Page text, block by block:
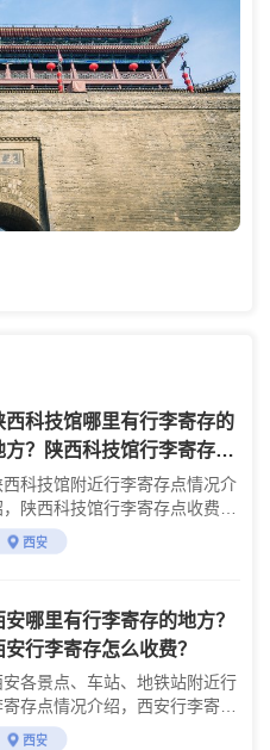
西科技馆哪里有行李寄存的
方？陕西科技馆行李寄存怎
收费？
西科技馆附近行李寄存点情况介
，陕西科技馆行李寄存点收费标
介绍
西安
安哪里有行李寄存的地方？
安行李寄存怎么收费？
安各景点、车站、地铁站附近行
寄存点情况介绍，西安行李寄存
收费标准介绍
西安